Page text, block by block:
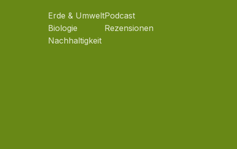
Erde & Umwelt
Biologie
Nachhaltigkeit
Podcast
Rezensionen